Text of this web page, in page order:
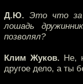
Д.Ю. Это что за
лошадь
позволял?
Клим Жуков. Не,
другое дело, а ты